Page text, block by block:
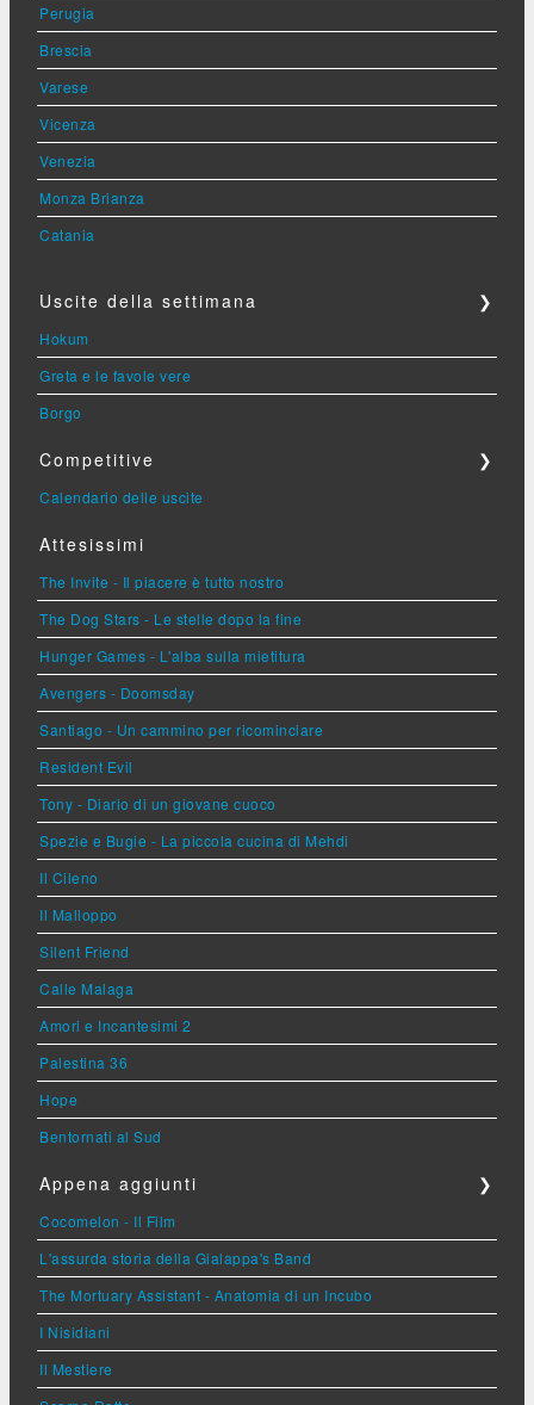
Perugia
Brescia
Varese
Vicenza
Venezia
Monza Brianza
Catania
Uscite della settimana ❯
Hokum
Greta e le favole vere
Borgo
Competitive ❯
Calendario delle uscite
Attesissimi
The Invite - Il piacere è tutto nostro
The Dog Stars - Le stelle dopo la fine
Hunger Games - L'alba sulla mietitura
Avengers - Doomsday
Santiago - Un cammino per ricominciare
Resident Evil
Tony - Diario di un giovane cuoco
Spezie e Bugie - La piccola cucina di Mehdi
Il Cileno
Il Malloppo
Silent Friend
Calle Malaga
Amori e Incantesimi 2
Palestina 36
Hope
Bentornati al Sud
Appena aggiunti ❯
Cocomelon - Il Film
L'assurda storia della Gialappa's Band
The Mortuary Assistant - Anatomia di un Incubo
I Nisidiani
Il Mestiere